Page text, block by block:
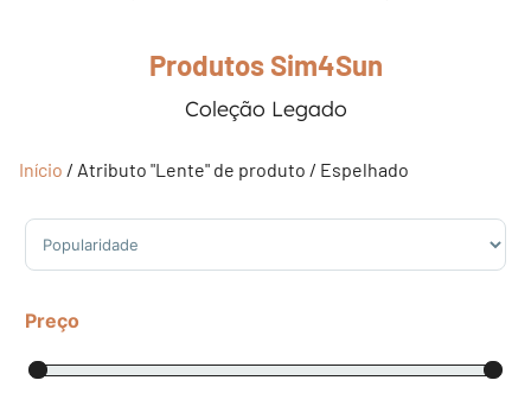
Produtos Sim4Sun
Coleção Legado
Início / Atributo "Lente" de produto / Espelhado
Sort Products
Preço